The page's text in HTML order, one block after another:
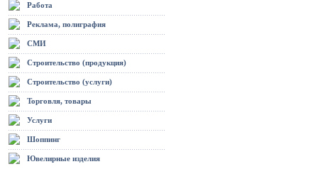
Работа
Реклама, полиграфия
СМИ
Строительство (продукция)
Строительство (услуги)
Торговля, товары
Услуги
Шоппинг
Ювелирные изделия